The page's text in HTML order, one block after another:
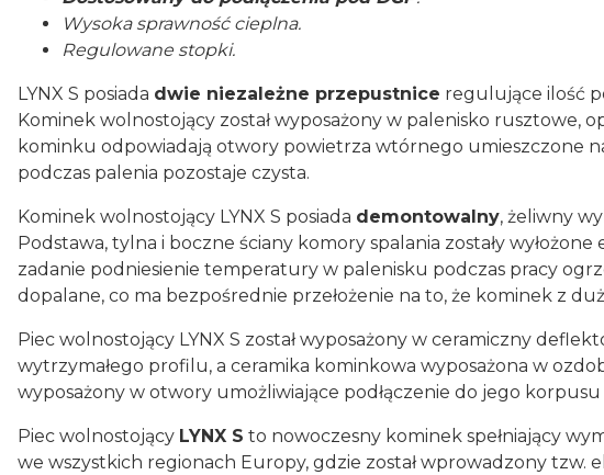
Wysoka sprawność cieplna.
Regulowane stopki.
LYNX S posiada dwie niezależne przepustnice regulujące ilość
Kominek wolnostojący został wyposażony w palenisko rusztowe,
kominku odpowiadają otwory powietrza wtórnego umieszczone
podczas palenia pozostaje czysta.
Kominek wolnostojący LYNX S posiada demontowalny, żeliwny
Podstawa, tylna i boczne ściany komory spalania zostały
zadanie podniesienie temperatury w palenisku podczas pracy
dopalane, co ma bezpośrednie przełożenie na to, że kominek z
Piec wolnostojący LYNX S został wyposażony w ceramiczny
wytrzymałego profilu, a ceramika kominkowa wyposażona w
wyposażony w otwory umożliwiające podłączenie do jego
Piec wolnostojący LYNX S to nowoczesny kominek spełniający
we wszystkich regionach Europy, gdzie został wprowadzony tzw.